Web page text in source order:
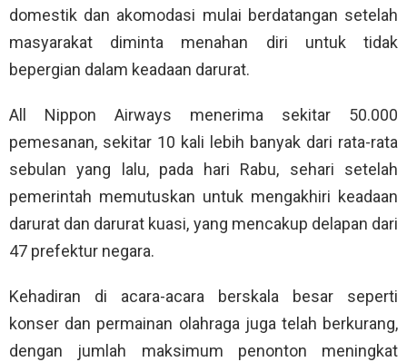
domestik dan akomodasi mulai berdatangan setelah
masyarakat diminta menahan diri untuk tidak
bepergian dalam keadaan darurat.
All Nippon Airways menerima sekitar 50.000
pemesanan, sekitar 10 kali lebih banyak dari rata-rata
sebulan yang lalu, pada hari Rabu, sehari setelah
pemerintah memutuskan untuk mengakhiri keadaan
darurat dan darurat kuasi, yang mencakup delapan dari
47 prefektur negara.
Kehadiran di acara-acara berskala besar seperti
konser dan permainan olahraga juga telah berkurang,
dengan jumlah maksimum penonton meningkat